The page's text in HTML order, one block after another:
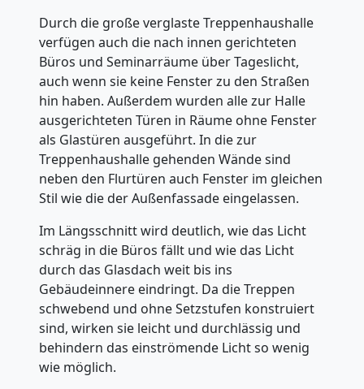
Durch die große verglaste Treppenhaushalle
verfügen auch die nach innen gerichteten
Büros und Seminarräume über Tageslicht,
auch wenn sie keine Fenster zu den Straßen
hin haben. Außerdem wurden alle zur Halle
ausgerichteten Türen in Räume ohne Fenster
als Glastüren ausgeführt. In die zur
Treppenhaushalle gehenden Wände sind
neben den Flurtüren auch Fenster im gleichen
Stil wie die der Außenfassade eingelassen.
Im Längsschnitt wird deutlich, wie das Licht
schräg in die Büros fällt und wie das Licht
durch das Glasdach weit bis ins
Gebäudeinnere eindringt. Da die Treppen
schwebend und ohne Setzstufen konstruiert
sind, wirken sie leicht und durchlässig und
behindern das einströmende Licht so wenig
wie möglich.